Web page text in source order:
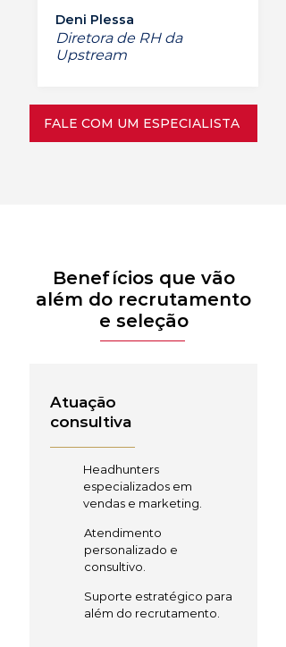
Deni Plessa
Diretora de RH da
Upstream
FALE COM UM ESPECIALISTA
Benefícios que vão
além do recrutamento
e seleção
Atuação
consultiva
Headhunters
especializados em
vendas e marketing.
Atendimento
personalizado e
consultivo.
Suporte estratégico para
além do recrutamento.